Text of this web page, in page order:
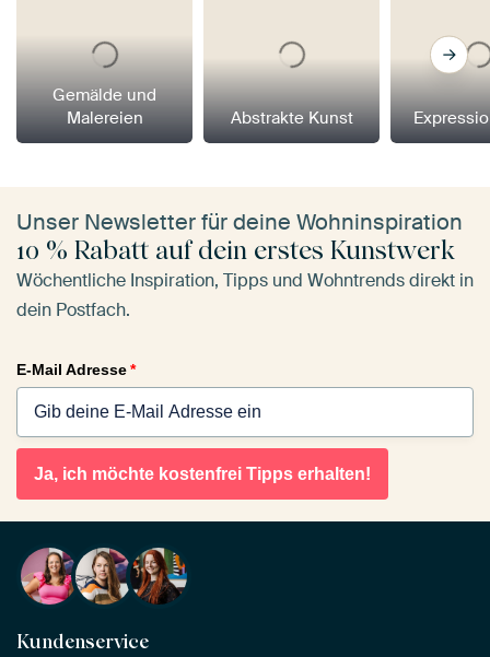
Gemälde und
Malereien
Abstrakte Kunst
Unser Newsletter für deine Wohninspiration
10 % Rabatt auf dein erstes Kunstwerk
Wöchentliche Inspiration, Tipps und Wohntrends direkt in
dein Postfach.
E-Mail Adresse*
Ja, ich möchte kostenfrei Tipps erhalten!
Kundenservice